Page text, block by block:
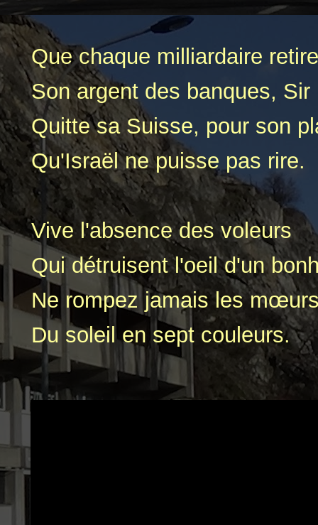
Que chaque milliardaire retire
Son argent des banques, Sir
Quitte sa Suisse, pour son
Qu'Israël ne puisse pas rire.
Vive l'absence des voleurs
Qui détruisent l'oeil d'un
Ne rompez jamais les
Du soleil en sept couleurs.